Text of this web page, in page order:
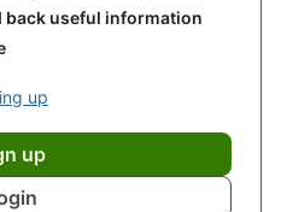
back useful information
up
up